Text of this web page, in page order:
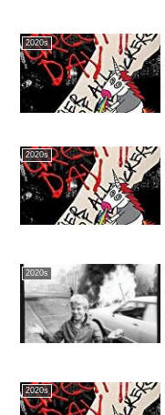
2020s
2020s
2020s
2020s